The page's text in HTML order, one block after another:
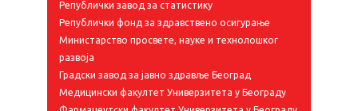
Републички завод за статистику
Републички фонд за здравствено осигурање
Министарство просвете, науке и технолошког
развоја
Градски завод за јавно здравље Београд
Медицински факултет Универзитета у Београду